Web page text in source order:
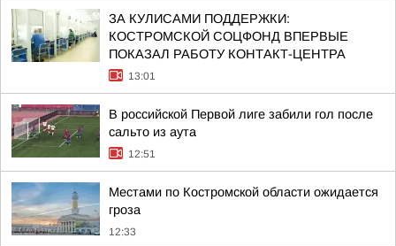
ЗА КУЛИСАМИ ПОДДЕРЖКИ:
КОСТРОМСКОЙ СОЦФОНД ВПЕРВЫЕ
ПОКАЗАЛ РАБОТУ КОНТАКТ-ЦЕНТРА
13:01
В российской Первой лиге забили гол после
сальто из аута
12:51
Местами по Костромской области ожидается
гроза
12:33